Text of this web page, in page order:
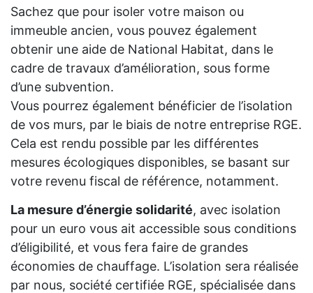
Sachez que pour isoler votre maison ou
immeuble ancien, vous pouvez également
obtenir une aide de National Habitat, dans le
cadre de travaux d’amélioration, sous forme
d’une subvention.
Vous pourrez également bénéficier de l’isolation
de vos murs, par le biais de notre entreprise RGE.
Cela est rendu possible par les différentes
mesures écologiques disponibles, se basant sur
votre revenu fiscal de référence, notamment.
La mesure d’énergie solidarité, avec isolation
pour un euro vous ait accessible sous conditions
d’éligibilité, et vous fera faire de grandes
économies de chauffage. L’isolation sera réalisée
par nous, société certifiée RGE, spécialisée dans